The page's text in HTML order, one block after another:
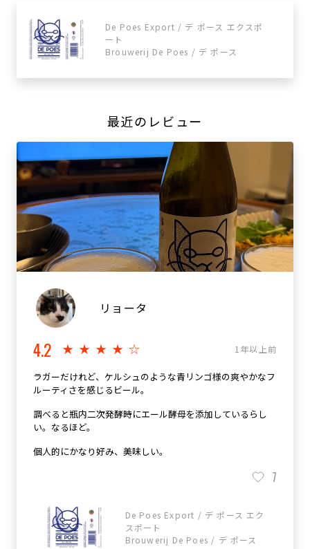
De Poes Export / デ ポース エクスポ
ート
Brouwerij De Poes / デ ポース
最近のレビュー
リョータ
4.2 ★★★★☆ 1年以上前
ラガーだけれど、ケルシュのような青リンゴ様の爽やかなフ
ルーティさを感じるビール。
調べると瓶内二次発酵時にエール酵母を添加しているらし
い。なるほど。
個人的にかなり好み、美味しい。
7
De Poes Export / デ ポース エク
スポート
Brouwerij De Poes / デ ポース